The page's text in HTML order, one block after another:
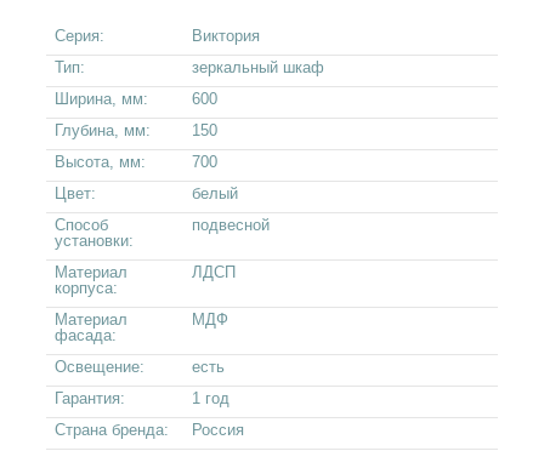
Серия:
Виктория
Тип:
зеркальный шкаф
Ширина, мм:
600
Глубина, мм:
150
Высота, мм:
700
Цвет:
белый
Способ
установки:
подвесной
Материал
корпуса:
ЛДСП
Материал
фасада:
МДФ
Освещение:
есть
Гарантия:
1 год
Страна бренда:
Россия